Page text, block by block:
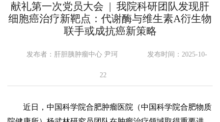
献礼第一次党员大会 | 我院科研团队发现肝
细胞癌治疗新靶点：代谢酶与维生素A衍生物
联手或成抗癌新策略
发布者：肝胆胰肿瘤中心 尹珂 发布时间：2025-10-
22
近日， 中国科学院合肥肿瘤医院 （中国科学院合肥物质